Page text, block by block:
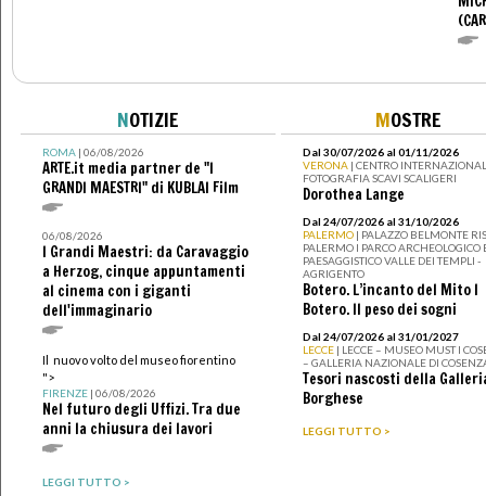
NOTIZIE
ROMA| 06/08/2026
ARTE.it media partner de "I
GRANDI MAESTRI" di KUBLAI Film
06/08/2026
I Grandi Maestri: da Caravaggio
a Herzog, cinque appuntamenti
al cinema con i giganti
dell'immaginario
Il nuovo volto del museo fiorentino
">
FIRENZE| 06/08/2026
Nel futuro degli Uffizi. Tra due
anni la chiusura dei lavori
LEGGI TUTTO >
MOSTRE
Dal 30/07/2026 al 01/11/2026
VERONA | CENTRO
FOTOGRAFIA SCAVI SCALIGERI
Dorothea Lange
Dal 24/07/2026 al 31/10/2026
PALERMO | PALAZZO BELMONTE
PALERMO I PARCO ARCHEOLOGICO
PAESAGGISTICO VALLE DEI TEMPLI -
AGRIGENTO
Botero. L’incanto del Mito I
Botero. Il peso dei sogni
Dal 24/07/2026 al 31/01/2027
LECCE | LECCE – MUSEO MUST I
– GALLERIA NAZIONALE DI
Tesori nascosti della
Borghese
LEGGI TUTTO >